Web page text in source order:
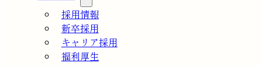
採用情報
新卒採用
キャリア採用
福利厚生